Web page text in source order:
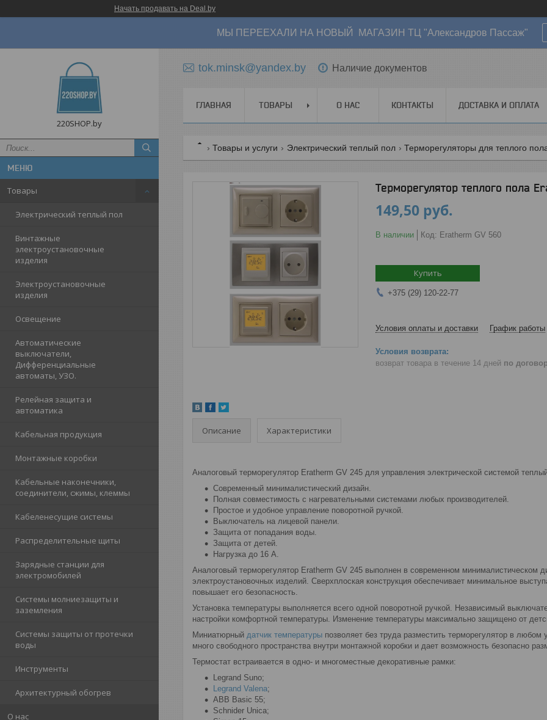
Начать продавать на Deal.by
МЫ ПЕРЕЕХАЛИ НА НОВЫЙ МАГАЗИН ТЦ "Александров Пассаж"
220SHOP.by
Товары
Электрический теплый пол
Винтажные
электроустановочные
изделия
Электроустановочные
изделия
Освещение
Автоматические
выключатели,
Дифференциальные
автоматы, УЗО.
Релейная защита и
автоматика
Кабельная продукция
Монтажные коробки
Кабельные наконечники,
соединители, сжимы, клеммы
Кабеленесущие системы
Распределительные щиты
Зарядные станции для
электромобилей
Системы молниезащиты и
заземления
Системы защиты от протечки
воды
Инструменты
Архитектурный обогрев
О нас
tok.minsk@yandex.by Наличие документов
ГЛАВНАЯ ТОВАРЫ О НАС КОНТАКТЫ ДОСТАВКА И ОПЛАТА
Товары и услуги Электрический теплый пол Терморегуляторы для теплого
Терморегулятор теплого пола
149,50 руб.
В наличии Код: Eratherm GV 560
Купить
+375 (29) 120-22-77
Условия оплаты и доставки График работы
возврат товара в течение 14 дней по
Описание Характеристики
Аналоговый терморегулятор Eratherm GV 245 для управления электрической системой
Современный минималистический дизайн.
Полная совместимость с нагревательными системами любых производителей.
Простое и удобное управление поворотной ручкой.
Выключатель на лицевой панели.
Защита от попадания воды.
Защита от детей.
Нагрузка до 16 А.
Аналоговый терморегулятор Eratherm GV 245 выполнен в современном минималистическом
электроустановочных изделий. Сверхплоская конструкция обеспечивает минимальное
повышает его безопасность.
Установка температуры выполняется всего одной поворотной ручкой. Независимый
настройки комфортной температуры. Изменение температуры максимально защищено от
Миниатюрный датчик температуры позволяет без труда разместить терморегулятор в
много свободного пространства внутри монтажной коробки и дает возможность безопасно
Термостат встраивается в одно- и многоместные декоративные рамки:
Legrand Suno;
Legrand Valena;
ABB Basic 55;
Schnider Unica;